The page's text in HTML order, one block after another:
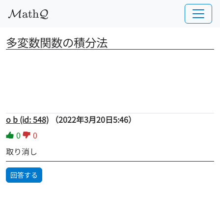
MathQ
多変数関数の積分法
o b (id: 548)
（2022年3月20日5:46）
0
0
取り消し
回答する